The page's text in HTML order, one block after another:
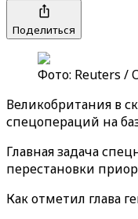
Поделиться
Фото: Reuters /
Великобритания в
спецопераций на
Главная задача
перестановки
Как отметил глава